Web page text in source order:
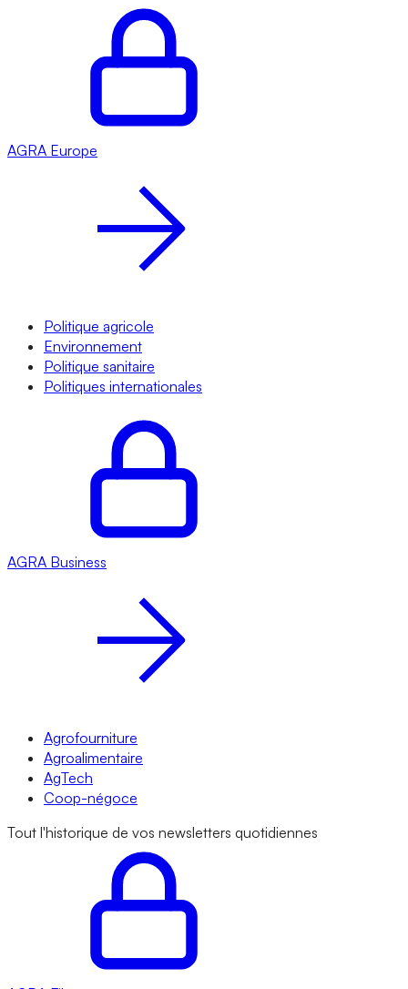
AGRA Europe
Politique agricole
Environnement
Politique sanitaire
Politiques internationales
AGRA Business
Agrofourniture
Agroalimentaire
AgTech
Coop-négoce
Tout l'historique de vos newsletters quotidiennes